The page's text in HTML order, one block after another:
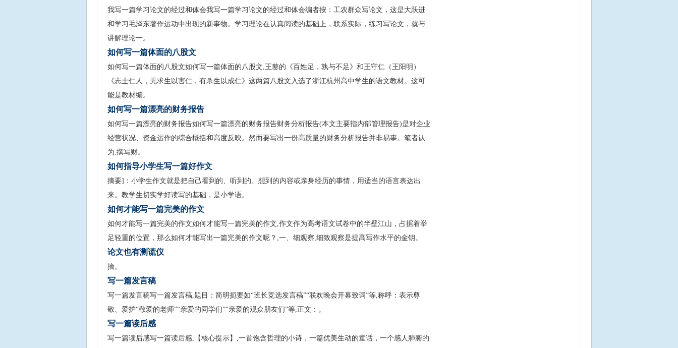
我写一篇学习论文的经过和体会我写一篇学习论文的经过和体会编者按：工农群众写论文，这是大跃进
和学习毛泽东著作运动中出现的新事物。学习理论在认真阅读的基础上，联系实际，练习写论文，就与
讲解理论一。
如何写一篇体面的八股文
如何写一篇体面的八股文如何写一篇体面的八股文,王鏊的《百姓足，孰与不足》和王守仁（王阳明）
《志士仁人，无求生以害仁，有杀生以成仁》这两篇八股文入选了浙江杭州高中学生的语文教材。这可
能是教材编。
如何写一篇漂亮的财务报告
如何写一篇漂亮的财务报告如何写一篇漂亮的财务报告财务分析报告(本文主要指内部管理报告)是对企业
经营状况、资金运作的综合概括和高度反映。然而要写出一份高质量的财务分析报告并非易事。笔者认
为,撰写财。
如何指导小学生写一篇好作文
摘要]：小学生作文就是把自己看到的、听到的、想到的内容或亲身经历的事情，用适当的语言表达出
来。教学生切实学好读写的基础，是小学语。
如何才能写一篇完美的作文
如何才能写一篇完美的作文如何才能写一篇完美的作文,作文作为高考语文试卷中的半壁江山，占据着举
足轻重的位置，那么如何才能写出一篇完美的作文呢？,一、细观察,细致观察是提高写作水平的金钥。
论文也有测谎仪
摘。
写一篇发言稿
写一篇发言稿写一篇发言稿,题目：简明扼要如“班长竞选发言稿”“联欢晚会开幕致词”等,称呼：表示尊
敬、爱护“敬爱的老师”“亲爱的同学们”“亲爱的观众朋友们”等,正文：。
写一篇读后感
写一篇读后感写一篇读后感,【核心提示】,一首饱含哲理的小诗，一篇优美生动的童话，一个感人肺腑的